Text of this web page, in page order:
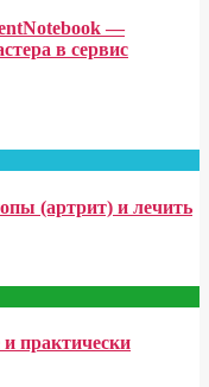
—
в сервис
(артрит) и лечить
практически